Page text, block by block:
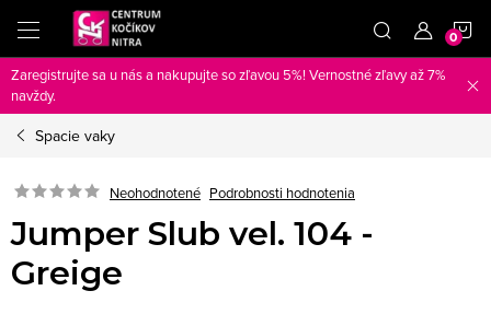
obsah
Zaregistrujte sa u nás a nakupujte so zľavou 5%! Vernostné zľavy až 7%
navždy.
Spacie vaky
Neohodnotené Podrobnosti hodnotenia
Jumper Slub vel. 104 -
Greige